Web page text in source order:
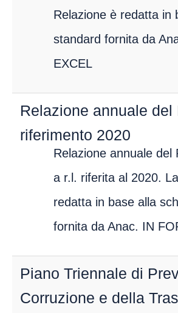
Relazione è redatta in
standard fornita da
EXCEL
Relazione annuale del
riferimento 2020
Relazione annuale del
a r.l. riferita al 2020.
redatta in base alla
fornita da Anac. IN
Piano Triennale di
Corruzione e della